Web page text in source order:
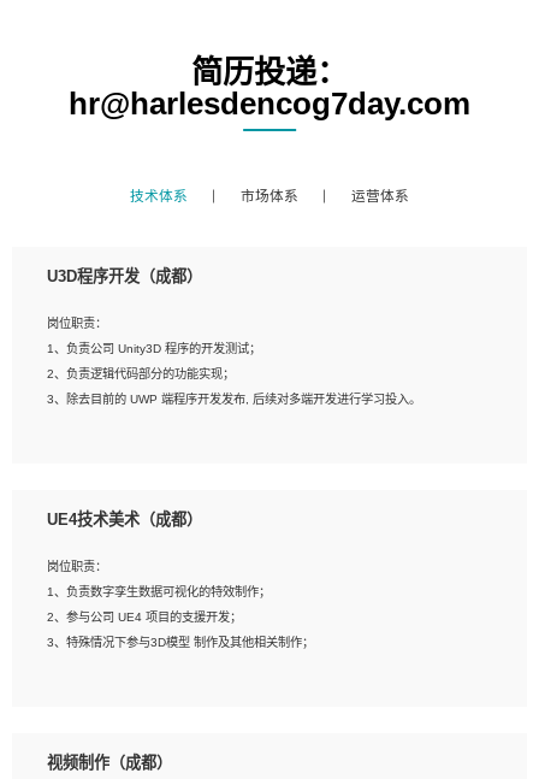
简历投递：
hr@harlesdencog7day.com
技术体系 市场体系 运营体系
U3D程序开发（成都）
岗位职责：
1、负责公司 Unity3D 程序的开发测试；
2、负责逻辑代码部分的功能实现；
3、除去目前的 UWP 端程序开发发布, 后续对多端开发进行学习投入。
2、熟练掌握 Unity3D 程序开发，精通 C# 语言开发；
4、有良好的沟通能力和团队合作意识；
5、开发过 HoloLens 程序者优先。
UE4技术美术（成都）
岗位职责：
1、负责数字孪生数据可视化的特效制作；
2、参与公司 UE4 项目的支援开发；
3、特殊情况下参与3D模型 制作及其他相关制作；
上；
视频制作（成都）